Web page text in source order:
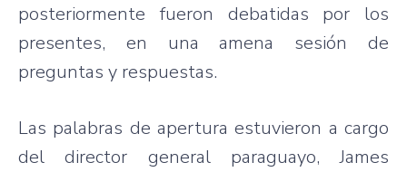
posteriormente fueron debatidas por los
presentes, en una amena sesión de
preguntas y respuestas.
Las palabras de apertura estuvieron a cargo
del director general paraguayo, James